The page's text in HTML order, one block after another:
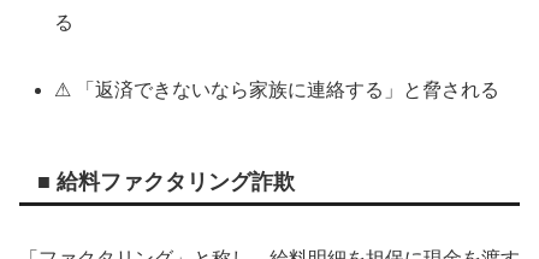
る
⚠ 「返済できないなら家族に連絡する」と脅される
■ 給料ファクタリング詐欺